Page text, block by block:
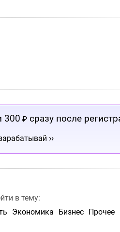
300 ₽ сразу после
››
в тему:
Экономика Бизнес Прочее